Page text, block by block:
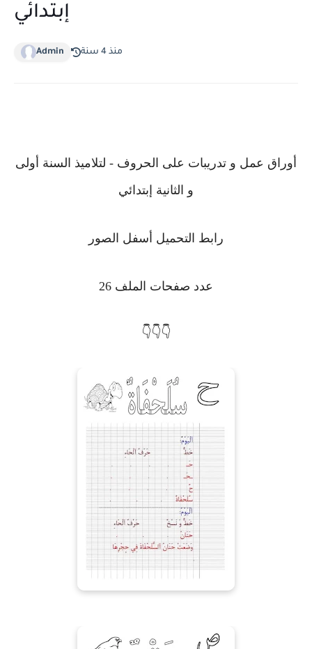
إبتدائي
Admin منذ 4 سنة
أوراق عمل و تدريبات على الحروف - لتلاميذ السنة أولى
و الثانية إبتدائي
رابط التحميل أسفل الصور
عدد صفحات الملف 26
👇👇👇